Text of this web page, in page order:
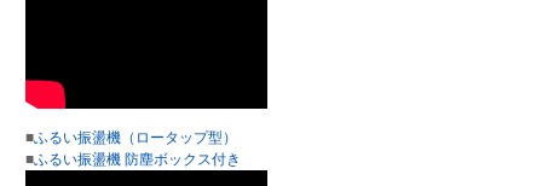
■ふるい振盪機（ロータップ型）
■ふるい振盪機 防塵ボックス付き